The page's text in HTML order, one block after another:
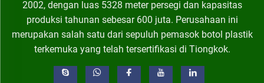
2002, dengan luas 5328 meter persegi dan kapasitas
produksi tahunan sebesar 600 juta. Perusahaan ini
merupakan salah satu dari sepuluh pemasok botol plastik
terkemuka yang telah tersertifikasi di Tiongkok.